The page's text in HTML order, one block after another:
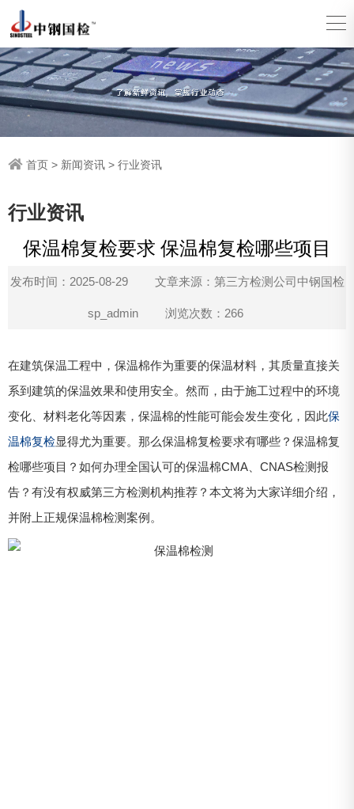
首页 > 新闻资讯 > 行业资讯
行业资讯
保温棉复检要求 保温棉复检哪些项目
发布时间：2025-08-29 文章来源：第三方检测公司中钢国检
sp_admin 浏览次数：266
在建筑保温工程中，保温棉作为重要的保温材料，其质量直接关
系到建筑的保温效果和使用安全。然而，由于施工过程中的环境
变化、材料老化等因素，保温棉的性能可能会发生变化，因此保
温棉复检显得尤为重要。那么保温棉复检要求有哪些？保温棉复
检哪些项目？如何办理全国认可的保温棉CMA、CNAS检测报
告？有没有权威第三方检测机构推荐？本文将为大家详细介绍，
并附上正规保温棉检测案例。